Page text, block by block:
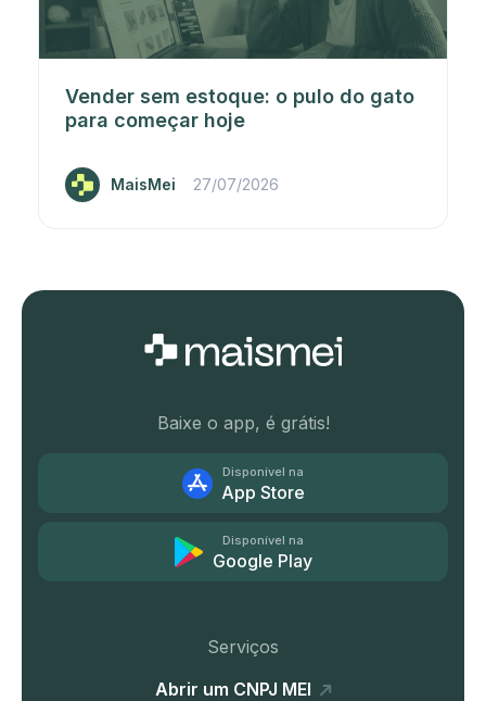
Vender sem estoque: o pulo do gato
para começar hoje
MaisMei 27/07/2026
Baixe o app, é grátis!
Disponível na
App Store
Disponível na
Google Play
Serviços
Abrir um CNPJ MEI